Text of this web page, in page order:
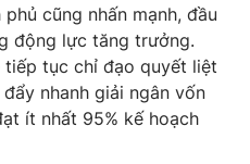
điện tử số 483/GP-BTTTT
Hạnh, Phạm Quốc Thắng,
024.38 355 932
cũng nhấn mạnh, đầu
động lực tăng trưởng.
tiếp tục chỉ đạo quyết liệt
nhanh giải ngân vốn
ít nhất 95% kế hoạch